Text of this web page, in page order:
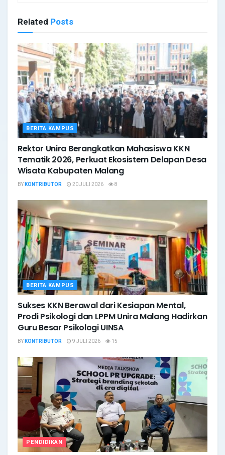
Related Posts
BERITA KAMPUS
Rektor Unira Berangkatkan Mahasiswa KKN
Tematik 2026, Perkuat Ekosistem Delapan Desa
Wisata Kabupaten Malang
BYKONTRIBUTOR 20 JULI 2026 8
BERITA KAMPUS
Sukses KKN Berawal dari Kesiapan Mental,
Prodi Psikologi dan LPPM Unira Malang Hadirkan
Guru Besar Psikologi UINSA
BYKONTRIBUTOR 9 JULI 2026 15
PENDIDIKAN